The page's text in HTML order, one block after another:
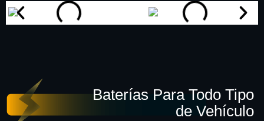
Baterías Para Todo Tipo
de Vehículo